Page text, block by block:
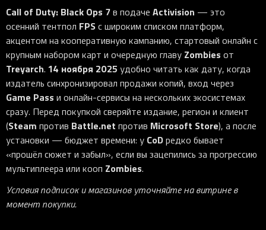
Call of Duty: Black Ops 7в подаче Activision — это
осенний тентпол FPSс широким списком платформ,
акцентом на кооперативную кампанию, стартовый онлайн с
крупным набором карт и очередную главу Zombies от
Treyarch. 14 ноября 2025 удобно читать как дату, когда
издатель синхронизировал продажи копий, вход через
Game Pass и онлайн-сервисы на нескольких экосистемах
сразу. Перед покупкой сверяйте издание, регион и клиент
(Steam против Battle.net против Microsoft Store), а после
установки — бюджет времени: у CoDредко бывает
«прошёл сюжет и забыл», если вы зацепились за прогрессию
мультиплеера или кооп Zombies.
Условия подписок и магазинов уточняйте на витрине в
момент покупки.